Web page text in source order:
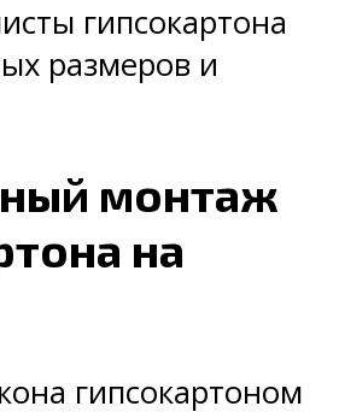
гипсокартона
размеров и
монтаж
на
гипсокартоном